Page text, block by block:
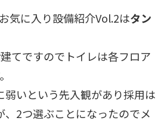
気に入り設備紹介Vol.2はタン
てですのでトイレは各フロア
弱いという先入観があり採用は
、2つ選ぶことになったのでメ